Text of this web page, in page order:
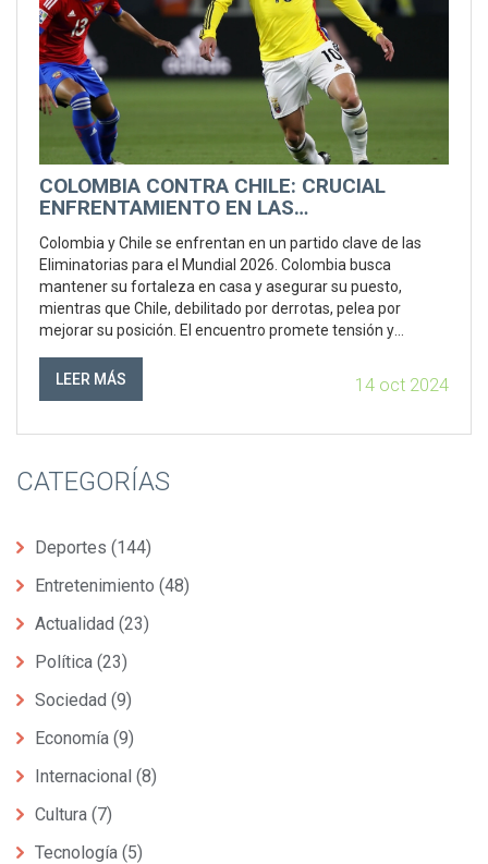
COLOMBIA CONTRA CHILE: CRUCIAL
ENFRENTAMIENTO EN LAS
Colombia y Chile se enfrentan en un partido clave de las
Eliminatorias para el Mundial 2026. Colombia busca
mantener su fortaleza en casa y asegurar su puesto,
mientras que Chile, debilitado por derrotas, pelea por
mejorar su posición. El encuentro promete tensión y
disponibles para ambos países.
LEER MÁS 14 oct 2024
CATEGORÍAS
Deportes (144)
Entretenimiento (48)
Actualidad (23)
Política (23)
Sociedad (9)
Economía (9)
Internacional (8)
Cultura (7)
Tecnología (5)